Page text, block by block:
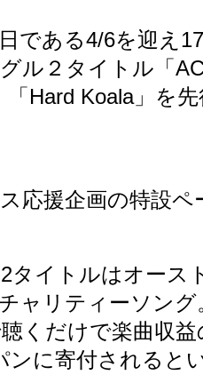
である4/6を迎え
ル２タイトル「
「Hard Koala」 を
応援企画の特設ペ
タイトルはオース
ャリティーソン
くだけで楽曲収益
ンに寄付されると